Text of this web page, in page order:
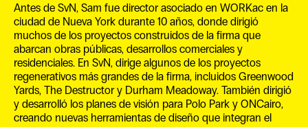
Antes de SvN, Sam fue director asociado en WORKac en la
ciudad de Nueva York durante 10 años, donde dirigió
muchos de los proyectos construidos de la firma que
abarcan obras públicas, desarrollos comerciales y
residenciales. En SvN, dirige algunos de los proyectos
regenerativos más grandes de la firma, incluidos Greenwood
Yards, The Destructor y Durham Meadoway. También dirigió
y desarrolló los planes de visión para Polo Park y ONCairo,
creando nuevas herramientas de diseño que integran el